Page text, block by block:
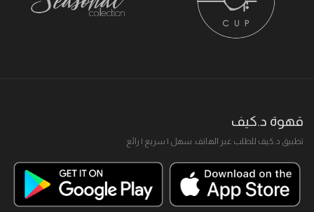
قهوة د.كيف
تطبيق د.كيف للطلب عبر الهاتف. سهل I سريع I رائع